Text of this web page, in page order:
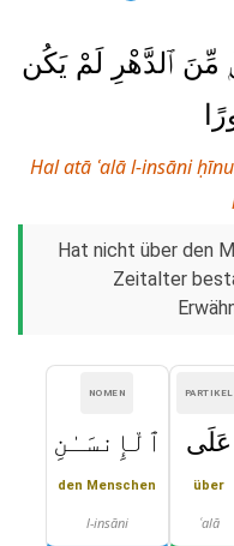
مِّنَ ٱلدَّهْرِ لَمْ يَكُن
Hal atā ʿalā l-insāni
Hat nicht über den
Zeitalter
PARTIKEL
عَلَى
über
ʿalā
NOMEN
ٱلْإِنسَـٰنِ
den Menschen
l-insāni